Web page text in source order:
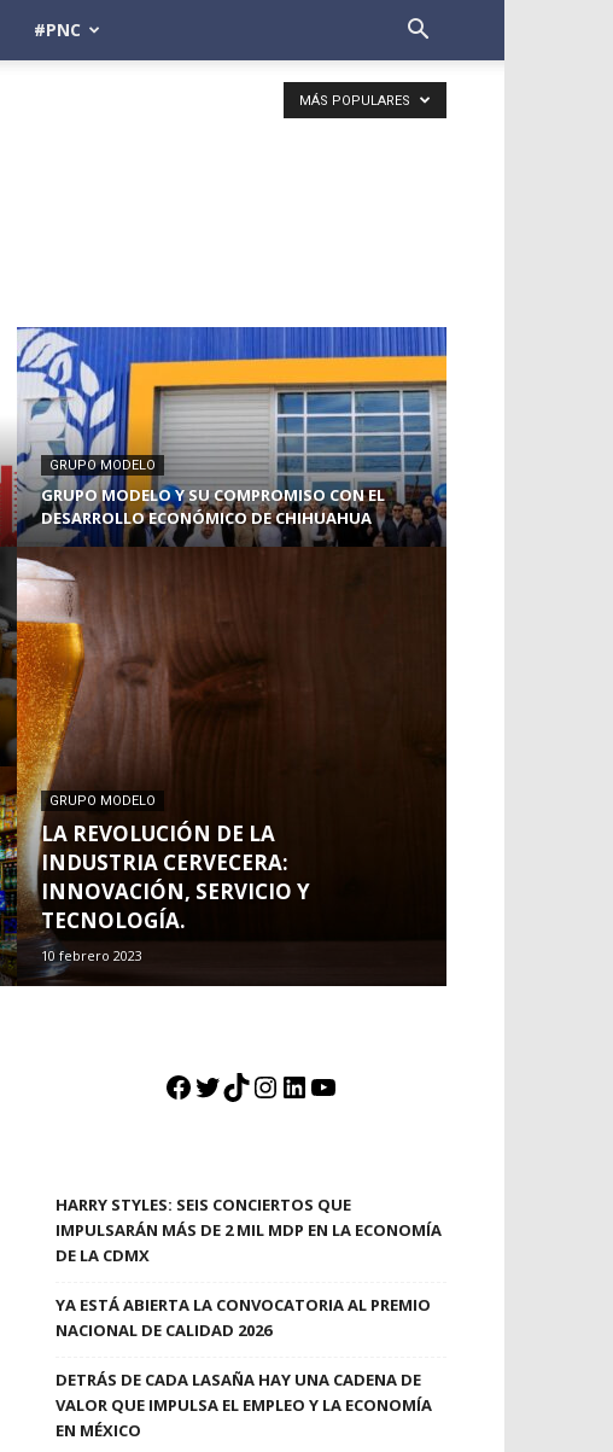
#PNC
MÁS POPULARES
GRUPO MODELO
GRUPO MODELO Y SU COMPROMISO CON EL
DESARROLLO ECONÓMICO DE CHIHUAHUA
GRUPO MODELO
LA REVOLUCIÓN DE LA
INDUSTRIA CERVECERA:
INNOVACIÓN, SERVICIO Y
TECNOLOGÍA.
10 febrero 2023
Facebook
Twitter
TikTok
Instagram
LinkedIn
YouTube
HARRY STYLES: SEIS CONCIERTOS QUE
IMPULSARÁN MÁS DE 2 MIL MDP EN LA ECONOMÍA
DE LA CDMX
YA ESTÁ ABIERTA LA CONVOCATORIA AL PREMIO
NACIONAL DE CALIDAD 2026
DETRÁS DE CADA LASAÑA HAY UNA CADENA DE
VALOR QUE IMPULSA EL EMPLEO Y LA ECONOMÍA
EN MÉXICO